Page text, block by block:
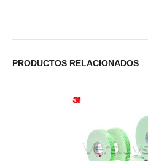
PRODUCTOS RELACIONADOS